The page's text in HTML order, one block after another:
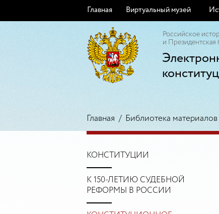
Главная Виртуальный музей
Российское
и
Главная / Библиотека материалов
КОНСТИТУЦИИ
К 150-ЛЕТИЮ СУДЕБНОЙ
РЕФОРМЫ В РОССИИ